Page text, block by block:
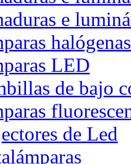
e
halógenas
LED
de bajo
de Led